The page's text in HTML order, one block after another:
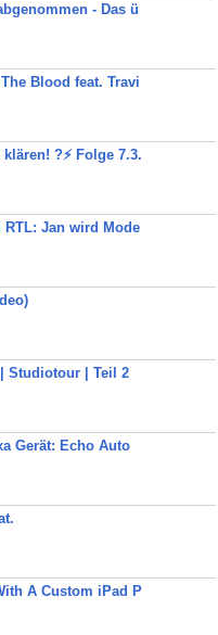
- Das ü
Blood feat. Travi
?⚡️ Folge 7.3.
Jan wird Mode
Studiotour | Teil 2
Gerät: Echo Auto
A Custom iPad P